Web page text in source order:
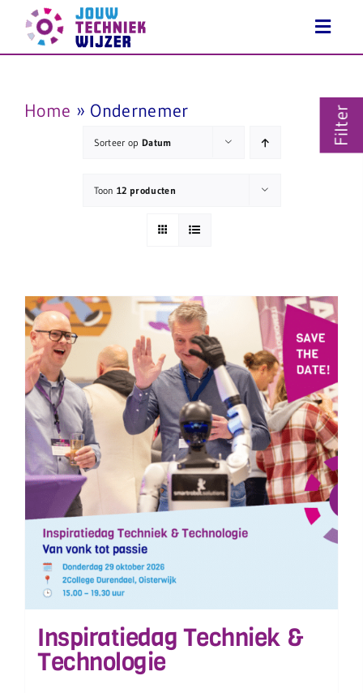
naar
Home » Ondernemer
Sorteer opDatum
Toon12 producten
Inspiratiedag Techniek &
Technologie
Filter